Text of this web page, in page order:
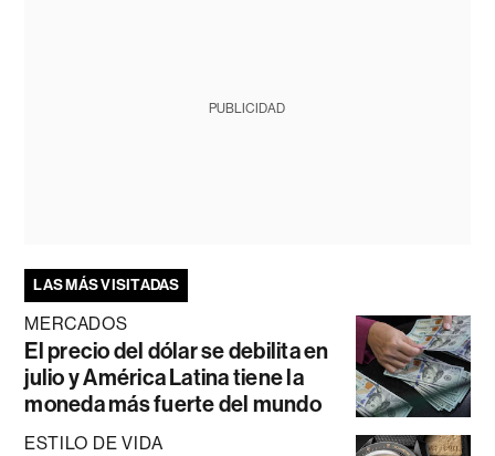
PUBLICIDAD
LAS MÁS VISITADAS
MERCADOS
El precio del dólar se debilita en
julio y América Latina tiene la
moneda más fuerte del mundo
ESTILO DE VIDA